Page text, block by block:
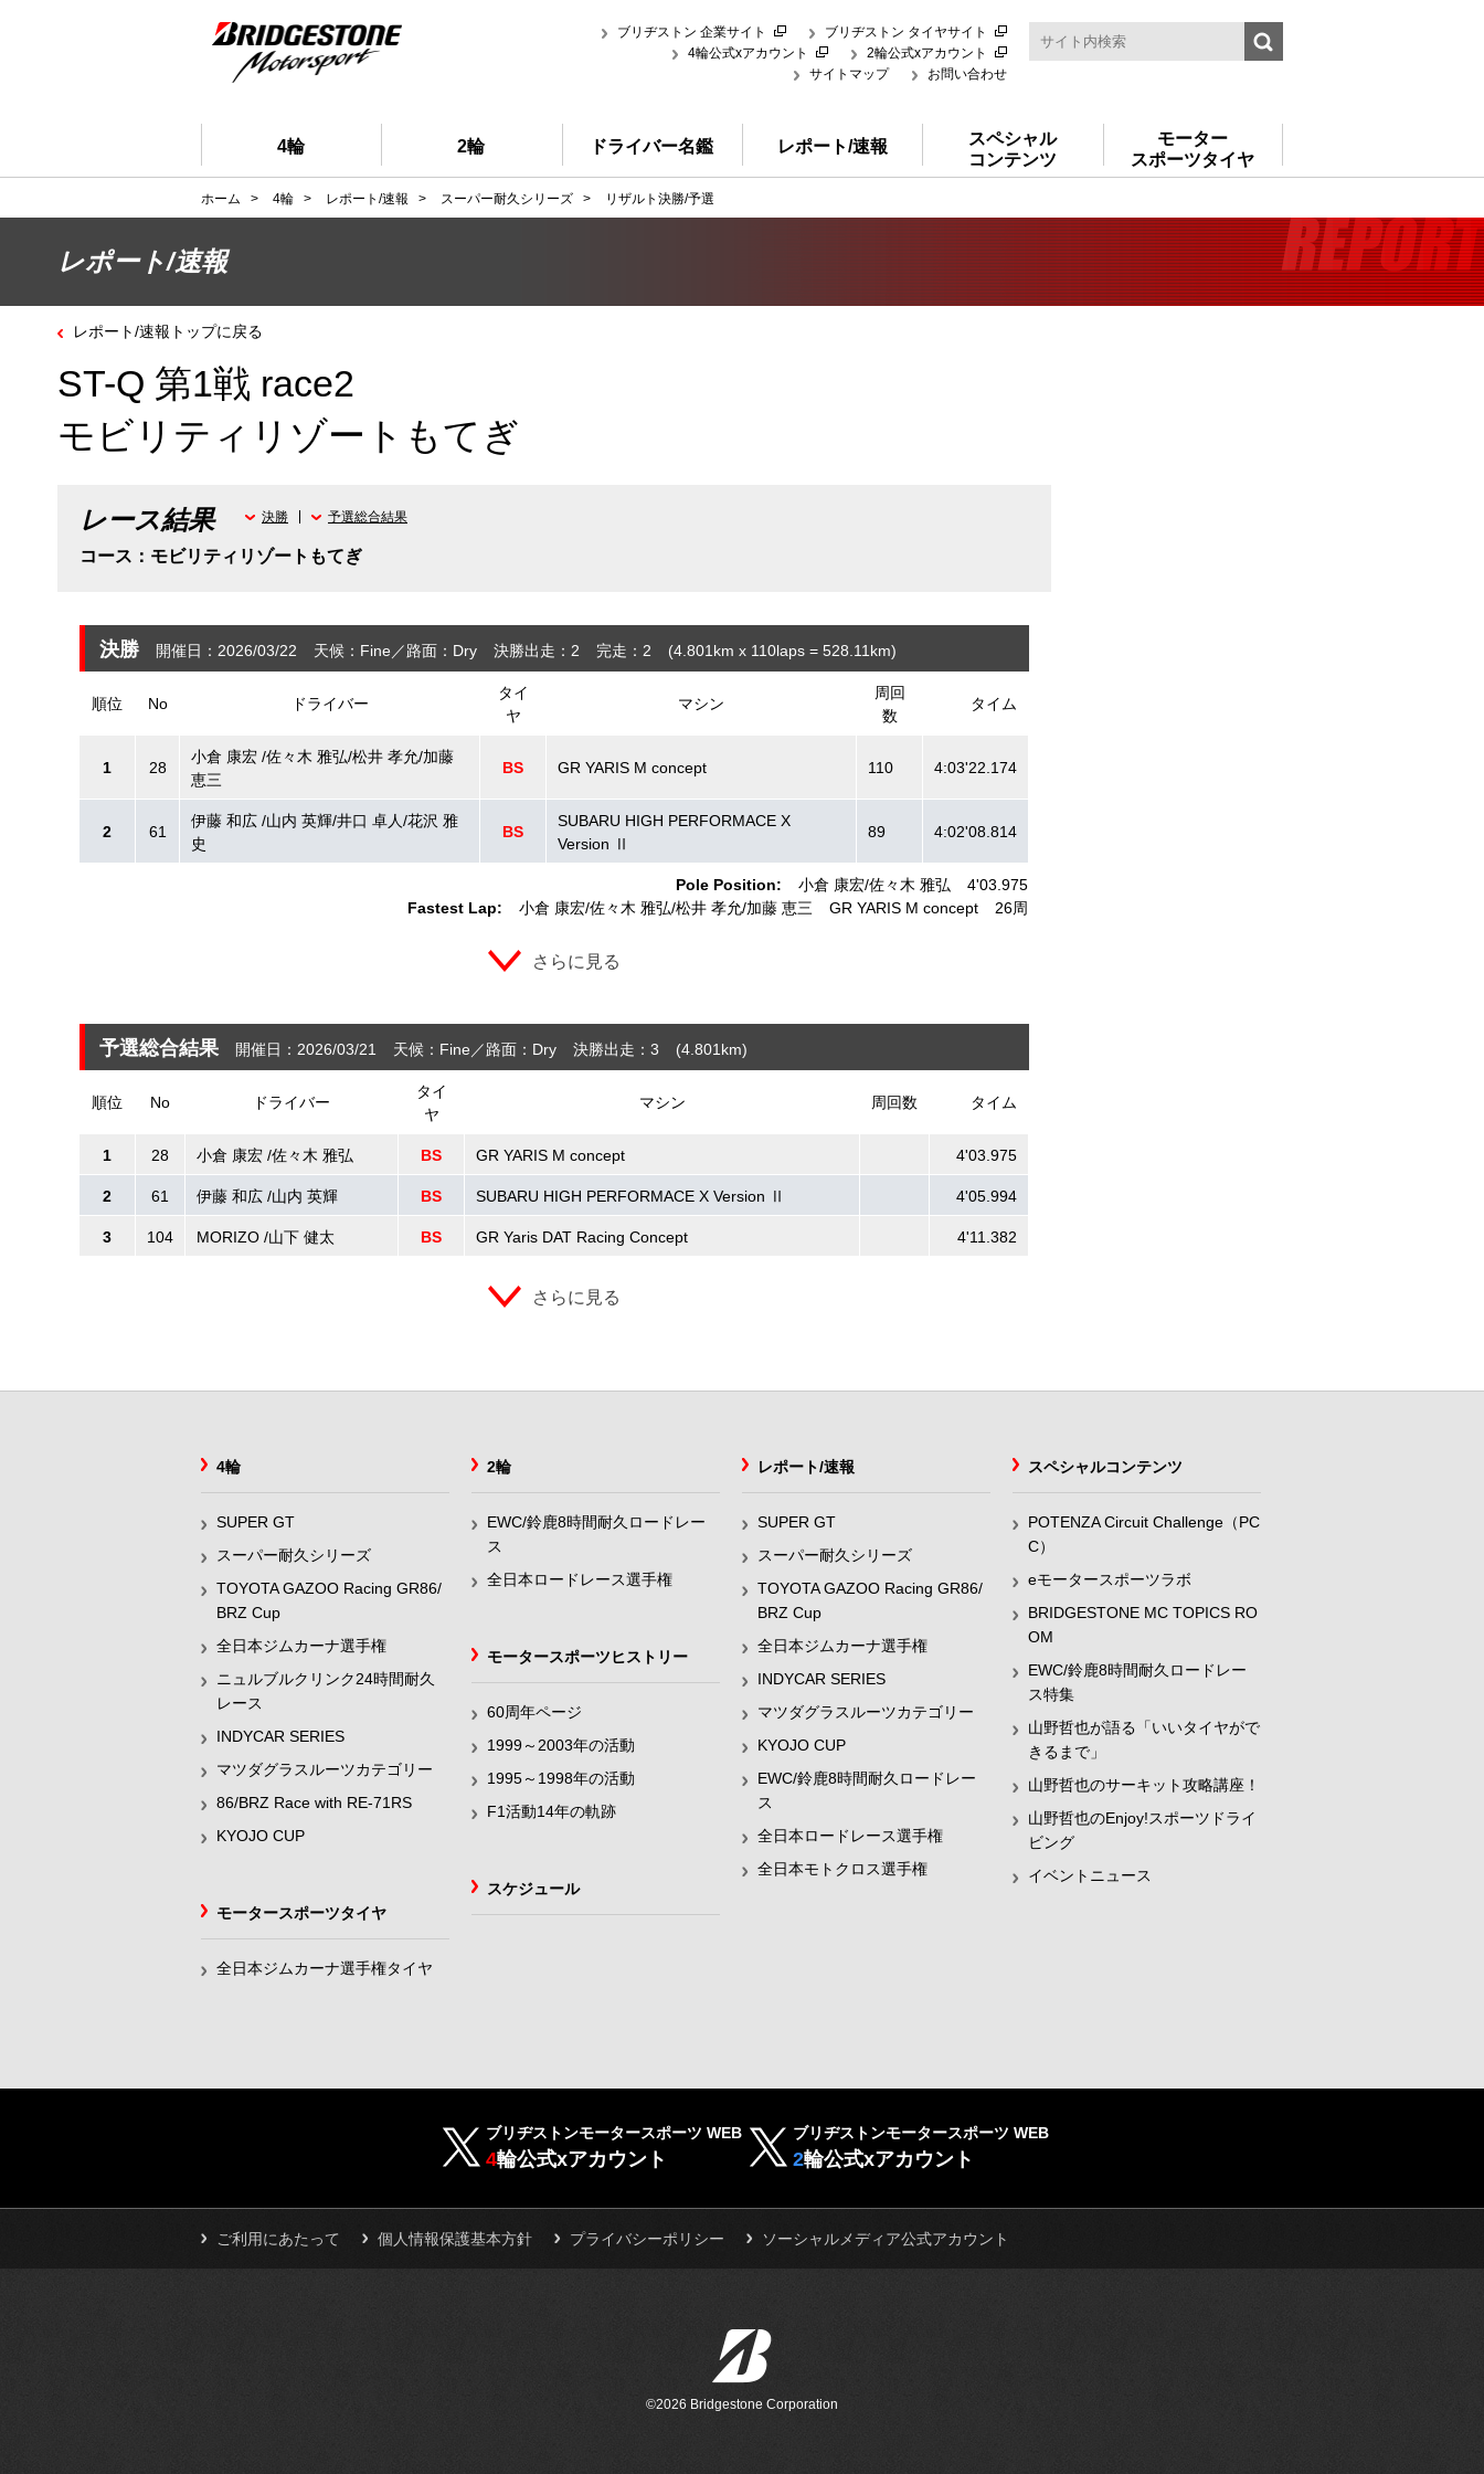
ブリヂストン 企業サイト
ブリヂストン タイヤサイト
4輪公式xアカウント
2輪公式xアカウント
サイトマップ
お問い合わせ
4輪 2輪 ドライバー名鑑 レポート/速報
スペシャル
コンテンツ
モーター
スポーツタイヤ
ホーム > 4輪 > レポート/速報 > スーパー耐久シリーズ > リザルト決勝/予選
レポート/速報
レポート/速報トップに戻る
ST-Q 第1戦 race2
モビリティリゾートもてぎ
レース結果
コース：モビリティリゾートもてぎ
決勝 予選総合結果
決勝 開催日：2026/03/22 天候：Fine 路面：Dry 決勝出走：2 完走：2 (4.801 km x 110laps = 528.11 km)
順位 No ドライバー
タイ
ヤ
マシン
周回
数
タイム
Pole Position: 小倉 康宏 佐々木 雅弘
4'03.975
Fastest Lap:
小倉 康宏 佐々木 雅弘 松井 孝允 加藤 恵三 GR YARIS M concept 26周
1 28
小倉 康宏 /佐々木 雅弘/松井 孝允/加藤
恵三
BS GR YARIS M concept 110 4:03'22.174
2 61
伊藤 和広 /山内 英輝/井口 卓人/花沢 雅
史
BS
SUBARU HIGH PERFORMACE X
Version Ⅱ
89 4:02'08.814
さらに見る
予選総合結果 開催日：2026/03/21 天候：Fine 路面：Dry 決勝出走：3 (4.801 km)
順位 No ドライバー
タイ
ヤ
マシン 周回数 タイム
1 28 小倉 康宏 /佐々木 雅弘 BS GR YARIS M concept 4'03.975
2 61 伊藤 和広 /山内 英輝 BS SUBARU HIGH PERFORMACE X Version Ⅱ 4'05.994
3 104 MORIZO /山下 健太 BS GR Yaris DAT Racing Concept 4'11.382
さらに見る
4輪
SUPER GT
スーパー耐久シリーズ
TOYOTA GAZOO Racing GR86/
BRZ Cup
全日本ジムカーナ選手権
ニュルブルクリンク24時間耐久
レース
INDYCAR SERIES
マツダグラスルーツカテゴリー
86/BRZ Race with RE-71RS
KYOJO CUP
2輪
EWC/鈴鹿8時間耐久ロードレー
ス
全日本ロードレース選手権
レポート/速報
SUPER GT
スーパー耐久シリーズ
TOYOTA GAZOO Racing GR86/
BRZ Cup
全日本ジムカーナ選手権
INDYCAR SERIES
マツダグラスルーツカテゴリー
KYOJO CUP
EWC/鈴鹿8時間耐久ロードレー
ス
全日本ロードレース選手権
全日本モトクロス選手権
スペシャルコンテンツ
POTENZA Circuit Challenge（PC
C）
eモータースポーツラボ
BRIDGESTONE MC TOPICS RO
OM
EWC/鈴鹿8時間耐久ロードレー
ス特集
山野哲也が語る「いいタイヤがで
きるまで」
山野哲也のサーキット攻略講座！
山野哲也のEnjoy!スポーツドライ
ビング
イベントニュース
モータースポーツヒストリー
60周年ページ
1999～2003年の活動
1995～1998年の活動
F1活動14年の軌跡
スケジュール
モータースポーツタイヤ
全日本ジムカーナ選手権タイヤ
ブリヂストンモータースポーツ WEB
4輪公式xアカウント
ブリヂストンモータースポーツ WEB
2輪公式xアカウント
ご利用にあたって 個人情報保護基本方針 プライバシーポリシー ソーシャルメディア公式アカウント
©2026 Bridgestone Corporation